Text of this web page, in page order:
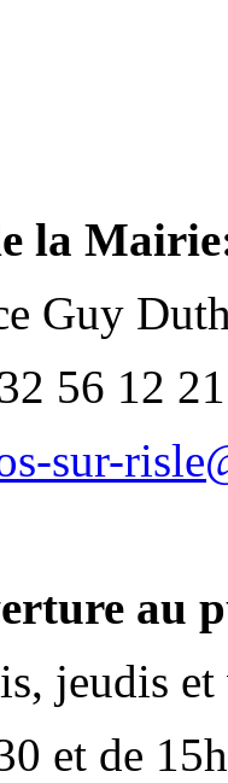
la
Guy
56 12 21
sur-
au
jeudis et
et de